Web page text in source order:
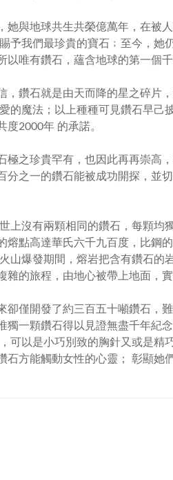
她與地球共生共榮億萬年，在被
予我們最珍貴的寶石﹔至今，她
唯有鑽石，蘊含地球的第一個
鑽石就是由天而降的星之碎片，
的魔法；以上種種可見鑽石早己
度2000年 的承諾。
之珍貴罕有，也因此再再崇高
之一的鑽石能被成功開探，並
沒有兩顆相同的鑽石，每顆均
熔點高達華氏六千九百度，比鋼
山爆發期間，熔岩把含有鑽石的
的旅程，由地心被帶上地面，實
僅開發了約三百五十噸鑽石，
獨一顆鑽石得以見證無盡千年紀
可以是小巧別致的胸針又或是精
方能觸動女性的心靈； 彰顯她